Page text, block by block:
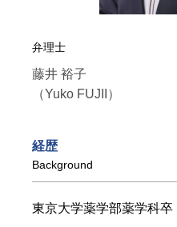
弁理士
藤井 裕子
（Yuko FUJII）
経歴
Background
東京大学薬学部薬学科卒